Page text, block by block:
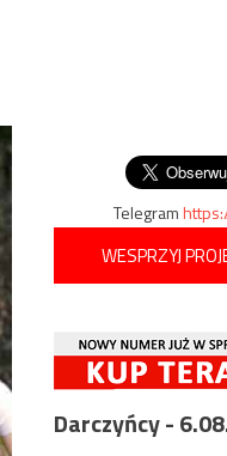
Telegram
WESPRZYJ
Darczyńcy -